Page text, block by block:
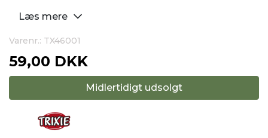
Læs mere
Varenr.: TX46001
59,00 DKK
Midlertidigt udsolgt